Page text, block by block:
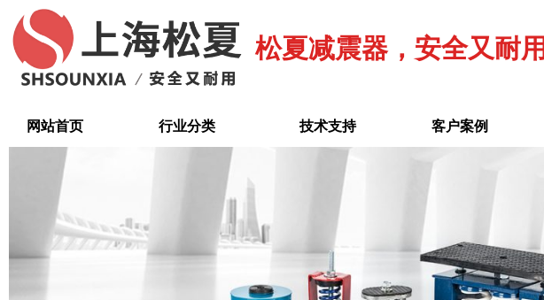
至
松夏减震器，安全又耐用
网站首页 行业分类 技术支持 客户案例